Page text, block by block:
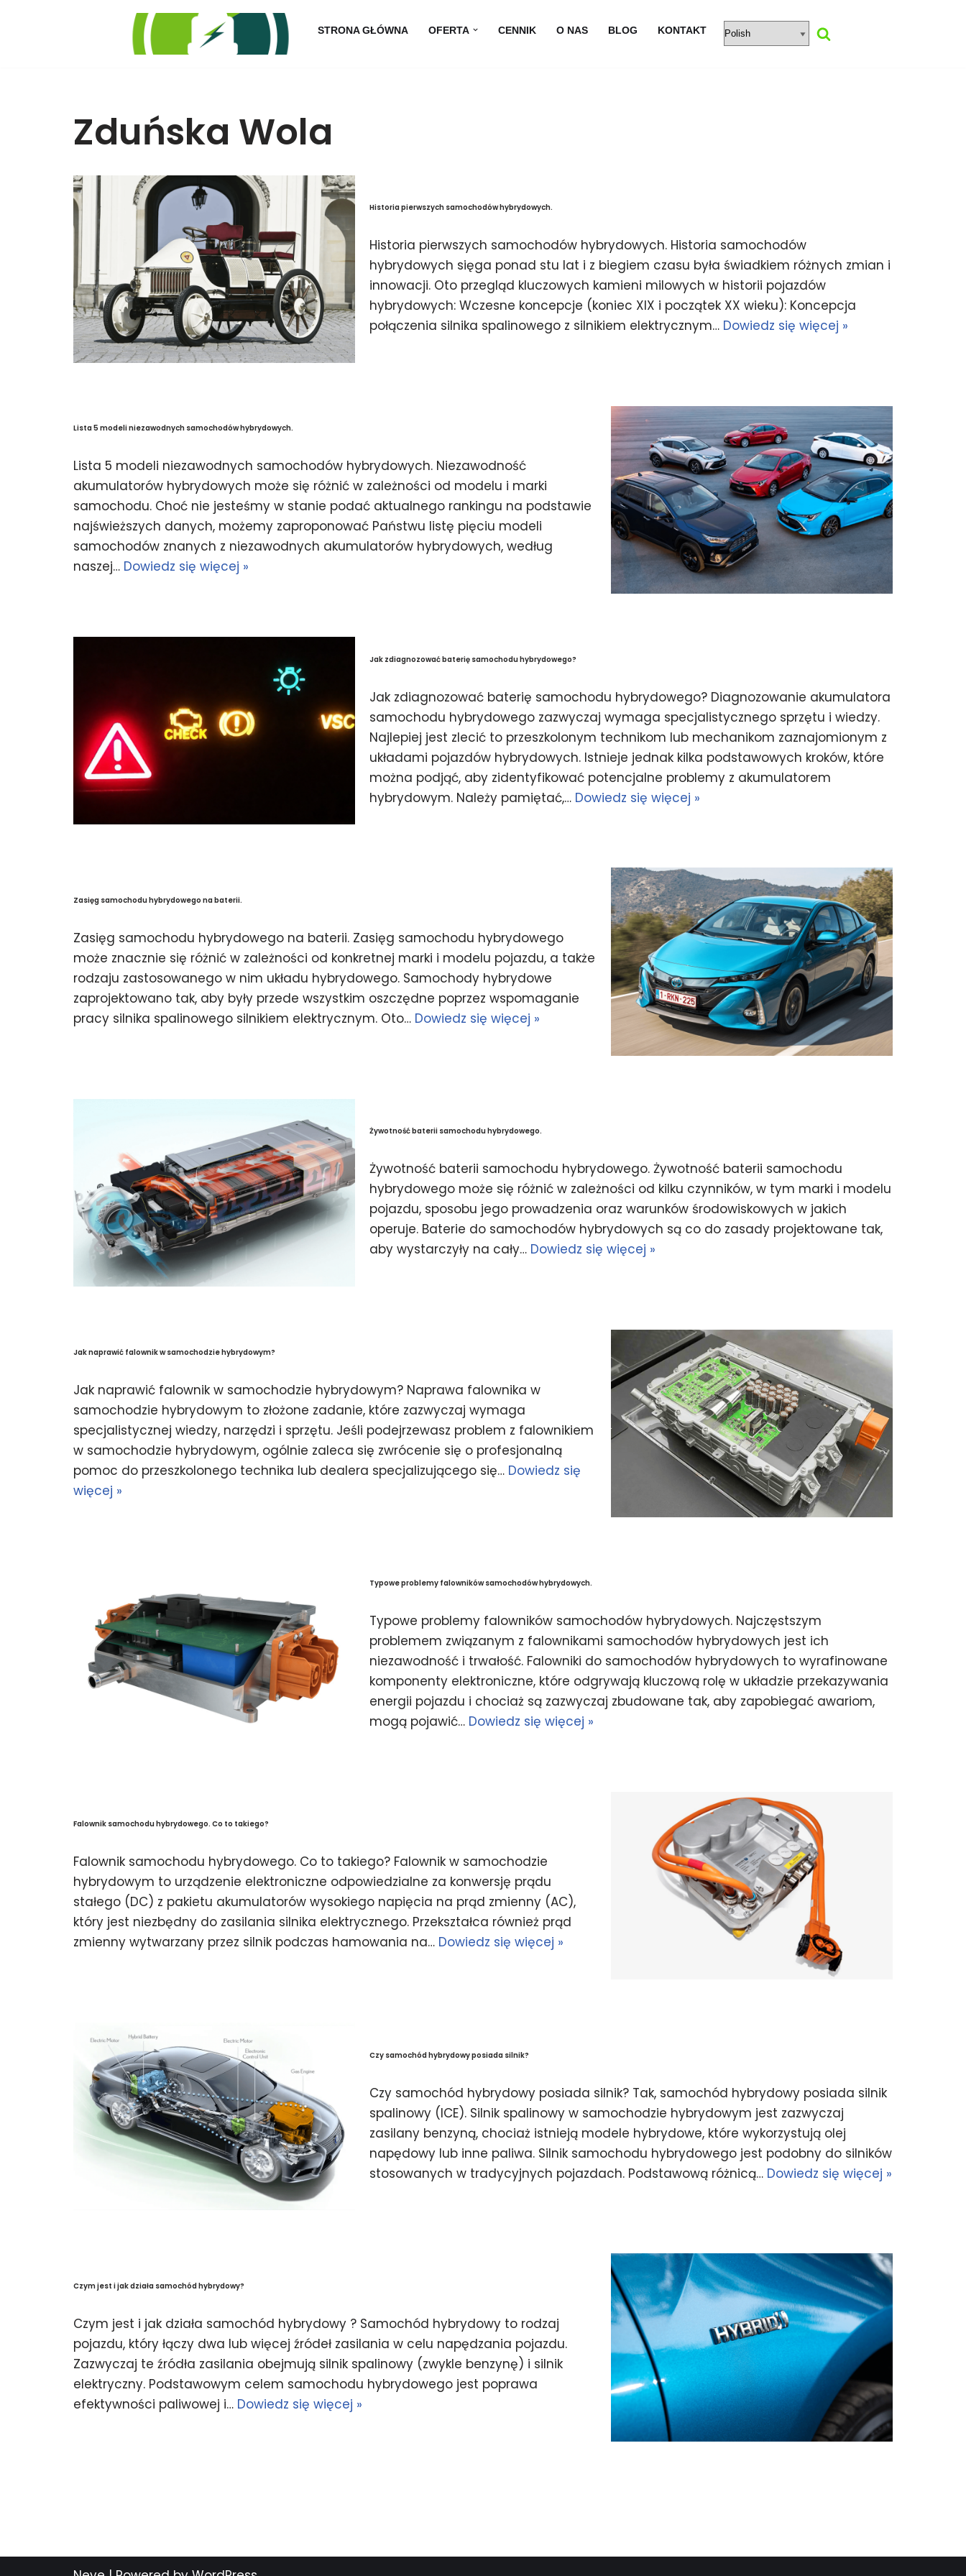
STRONA GŁÓWNA OFERTA CENNIK O NAS BLOG KONTAKT
Zduńska Wola
Historia pierwszych samochodów hybrydowych.
Historia pierwszych samochodów hybrydowych. Historia samochodów
hybrydowych sięga ponad stu lat i z biegiem czasu była świadkiem różnych zmian i
innowacji. Oto przegląd kluczowych kamieni milowych w historii pojazdów
hybrydowych: Wczesne koncepcje (koniec XIX i początek XX wieku): Koncepcja
połączenia silnika spalinowego z silnikiem elektrycznym… Dowiedz się więcej »
Lista 5 modeli niezawodnych samochodów hybrydowych.
Lista 5 modeli niezawodnych samochodów hybrydowych. Niezawodność
akumulatorów hybrydowych może się różnić w zależności od modelu i marki
samochodu. Choć nie jesteśmy w stanie podać aktualnego rankingu na podstawie
najświeższych danych, możemy zaproponować Państwu listę pięciu modeli
samochodów znanych z niezawodnych akumulatorów hybrydowych, według
naszej… Dowiedz się więcej »
Jak zdiagnozować baterię samochodu hybrydowego?
Jak zdiagnozować baterię samochodu hybrydowego? Diagnozowanie akumulatora
samochodu hybrydowego zazwyczaj wymaga specjalistycznego sprzętu i wiedzy.
Najlepiej jest zlecić to przeszkolonym technikom lub mechanikom zaznajomionym z
układami pojazdów hybrydowych. Istnieje jednak kilka podstawowych kroków, które
można podjąć, aby zidentyfikować potencjalne problemy z akumulatorem
hybrydowym. Należy pamiętać,… Dowiedz się więcej »
Zasięg samochodu hybrydowego na baterii.
Zasięg samochodu hybrydowego na baterii. Zasięg samochodu hybrydowego
może znacznie się różnić w zależności od konkretnej marki i modelu pojazdu, a także
rodzaju zastosowanego w nim układu hybrydowego. Samochody hybrydowe
zaprojektowano tak, aby były przede wszystkim oszczędne poprzez wspomaganie
pracy silnika spalinowego silnikiem elektrycznym. Oto… Dowiedz się więcej »
Żywotność baterii samochodu hybrydowego.
Żywotność baterii samochodu hybrydowego. Żywotność baterii samochodu
hybrydowego może się różnić w zależności od kilku czynników, w tym marki i modelu
pojazdu, sposobu jego prowadzenia oraz warunków środowiskowych w jakich
operuje. Baterie do samochodów hybrydowych są co do zasady projektowane tak,
aby wystarczyły na cały… Dowiedz się więcej »
Jak naprawić falownik w samochodzie hybrydowym?
Jak naprawić falownik w samochodzie hybrydowym? Naprawa falownika w
samochodzie hybrydowym to złożone zadanie, które zazwyczaj wymaga
specjalistycznej wiedzy, narzędzi i sprzętu. Jeśli podejrzewasz problem z falownikiem
w samochodzie hybrydowym, ogólnie zaleca się zwrócenie się o profesjonalną
pomoc do przeszkolonego technika lub dealera specjalizującego się… Dowiedz się
więcej »
Typowe problemy falowników samochodów hybrydowych.
Typowe problemy falowników samochodów hybrydowych. Najczęstszym
problemem związanym z falownikami samochodów hybrydowych jest ich
niezawodność i trwałość. Falowniki do samochodów hybrydowych to wyrafinowane
komponenty elektroniczne, które odgrywają kluczową rolę w układzie przekazywania
energii pojazdu i chociaż są zazwyczaj zbudowane tak, aby zapobiegać awariom,
mogą pojawić… Dowiedz się więcej »
Falownik samochodu hybrydowego. Co to takiego?
Falownik samochodu hybrydowego. Co to takiego? Falownik w samochodzie
hybrydowym to urządzenie elektroniczne odpowiedzialne za konwersję prądu
stałego (DC) z pakietu akumulatorów wysokiego napięcia na prąd zmienny (AC),
który jest niezbędny do zasilania silnika elektrycznego. Przekształca również prąd
zmienny wytwarzany przez silnik podczas hamowania na… Dowiedz się więcej »
Czy samochód hybrydowy posiada silnik?
Czy samochód hybrydowy posiada silnik? Tak, samochód hybrydowy posiada silnik
spalinowy (ICE). Silnik spalinowy w samochodzie hybrydowym jest zazwyczaj
zasilany benzyną, chociaż istnieją modele hybrydowe, które wykorzystują olej
napędowy lub inne paliwa. Silnik samochodu hybrydowego jest podobny do silników
stosowanych w tradycyjnych pojazdach. Podstawową różnicą… Dowiedz się więcej »
Czym jest i jak działa samochód hybrydowy?
Czym jest i jak działa samochód hybrydowy ? Samochód hybrydowy to rodzaj
pojazdu, który łączy dwa lub więcej źródeł zasilania w celu napędzania pojazdu.
Zazwyczaj te źródła zasilania obejmują silnik spalinowy (zwykle benzynę) i silnik
elektryczny. Podstawowym celem samochodu hybrydowego jest poprawa
efektywności paliwowej i… Dowiedz się więcej »